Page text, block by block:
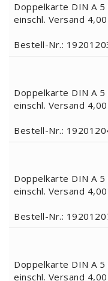
Doppelkarte DIN A
einschl. Versand
Bestell-Nr.:
Doppelkarte DIN A
einschl. Versand
Bestell-Nr.:
Doppelkarte DIN A
einschl. Versand
Bestell-Nr.:
Doppelkarte DIN A
einschl. Versand